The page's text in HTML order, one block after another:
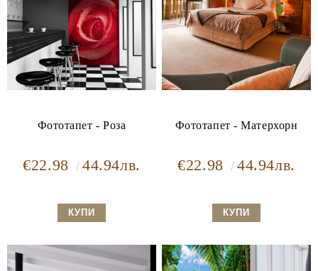
Фототапет - Роза
€22.98 44.94лв.
Фототапет - Матерхорн
€22.98 44.94лв.